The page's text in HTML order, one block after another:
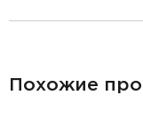
Похожие